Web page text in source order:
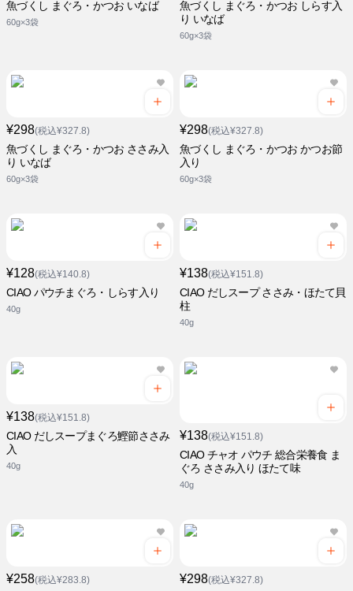
魚づくし まぐろ・かつお いなば
60g×3袋
魚づくし まぐろ・かつお しらす入
り いなば
60g×3袋
¥298(税込¥327.8)
魚づくし まぐろ・かつお ささみ入
り いなば
60g×3袋
¥298(税込¥327.8)
魚づくし まぐろ・かつお かつお節
入り
60g×3袋
¥128(税込¥140.8)
CIAO パウチまぐろ・しらす入り
40g
¥138(税込¥151.8)
CIAO だしスープ ささみ・ほたて貝
柱
40g
¥138(税込¥151.8)
CIAO だしスープまぐろ鰹節ささみ
入
40g
¥138(税込¥151.8)
CIAO チャオ パウチ 総合栄養食 ま
ぐろ ささみ入り ほたて味
40g
¥258(税込¥283.8) ¥298(税込¥327.8)